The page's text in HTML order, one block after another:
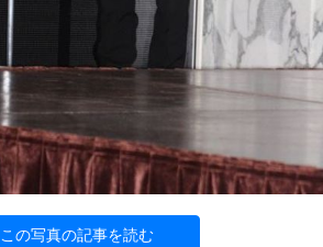
この写真の記事を読む